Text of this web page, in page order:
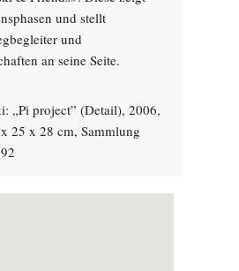
und stellt
und
an seine Seite.
„Pi project” (Detail), 2006,
25 x 28 cm, Sammlung